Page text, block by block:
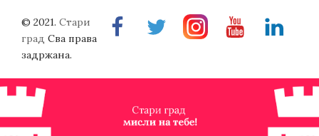
FacebookTwitterInstragramYoutubeLinkedin
© 2021. Стари
град Сва права
задржана.